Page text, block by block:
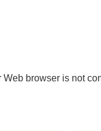
Web browser is not